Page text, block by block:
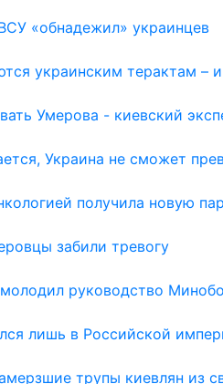
«обнадежил» украинцев
украинским терактам –
Умерова - киевский
Украина не сможет
получила новую
забили тревогу
руководство
лишь в Российской
трупы киевлян из